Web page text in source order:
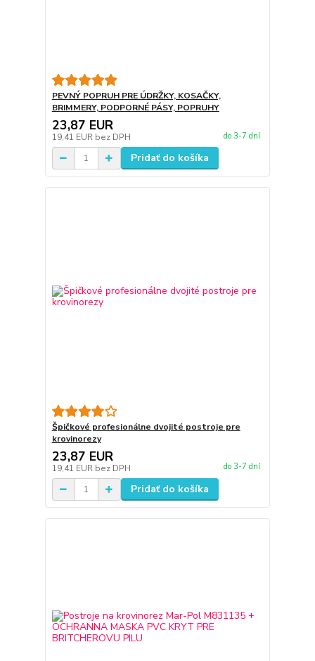
PEVNÝ POPRUH PRE ÚDRŽKY, KOSAČKY,
BRIMMERY, PODPORNÉ PÁSY, POPRUHY
23,87 EUR
19,41 EUR bez DPH do 3-7 dní
Pridať do košíka
Špičkové profesionálne dvojité postroje pre
krovinorezy
23,87 EUR
19,41 EUR bez DPH do 3-7 dní
Pridať do košíka